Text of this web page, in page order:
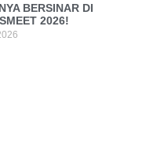
BERSINAR DI
2026!